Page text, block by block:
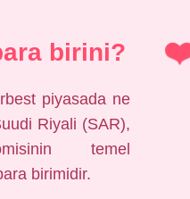
birini?
piyasada ne
Riyali (SAR),
temel
birimidir.